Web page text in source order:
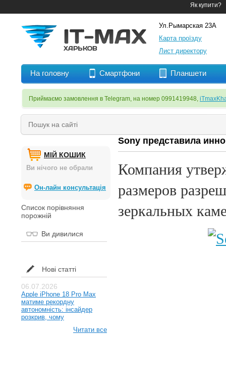
Як купити?
Ул.Рымарская 23А
Карта проїзду
Лист директору
На головну Смартфони Планшети
Приймаємо замовлення в Telegram, на номер 0991419948,
МІЙ КОШИК
Ви нічого не обрали
Он-лайн консультація
Список порівняння
порожній
Ви дивилися
Нові статті
06.07.2026
Apple iPhone 18 Pro Max
матиме рекордну
автономність: інсайдер
розкрив, чому
Читати все
Sony представила
Компания
размеров
зеркальных